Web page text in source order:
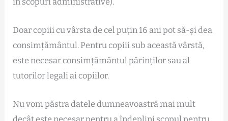
Doar copiii cu vârsta de cel puțin 16 ani pot să-și dea
consimțământul. Pentru copiii sub această vârstă,
este necesar consimțământul părinților sau al
tutorilor legali ai copiilor.
Nu vom păstra datele dumneavoastră mai mult